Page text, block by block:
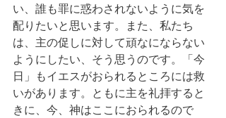
い、誰も罪に惑わされないように気を
配りたいと思います。また、私たち
は、主の促しに対して頑なにならない
ようにしたい、そう思うのです。「今
日」もイエスがおられるところには救
いがあります。ともに主を礼拝すると
きに、今、神はここにおられるので